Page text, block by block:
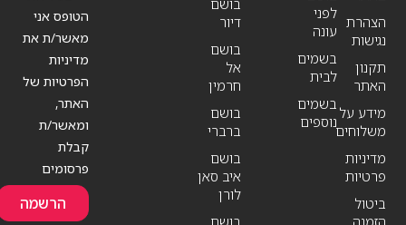
הצהרת
נגישות
תקנון
האתר
מידע על
משלוחים
מדיניות
פרטיות
ביטול
לפני
עונה
בשמים
לבית
בשמים
נוספים
בושם
דיור
בושם
אל
חרמין
בושם
ברברי
בושם
איב סאן
לורן
הטופס אני
מאשר/ת את
מדיניות
הפרטיות של
האתר,
ומאשר/ת
קבלת
פרסומים
הרשמה